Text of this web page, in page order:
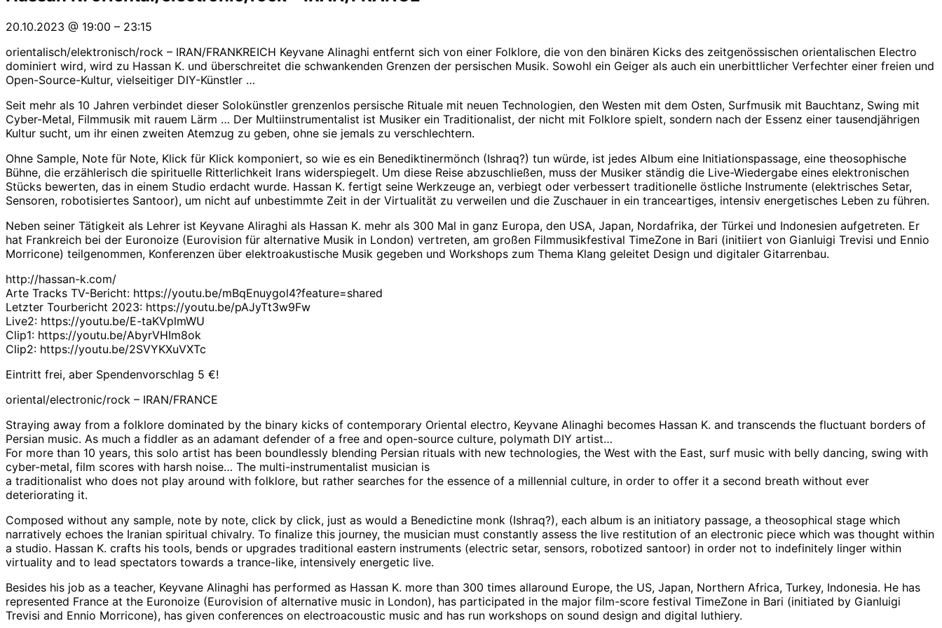
20.10.2023 @ 19:00 – 23:15
orientalisch/elektronisch/rock – IRAN/FRANKREICH Keyvane Alinaghi entfernt sich von einer Folklore, die von den binären Kicks des zeitgenössischen orientalischen Electro
dominiert wird, wird zu Hassan K. und überschreitet die schwankenden Grenzen der persischen Musik. Sowohl ein Geiger als auch ein unerbittlicher Verfechter einer freien und
Open-Source-Kultur, vielseitiger DIY-Künstler …
Seit mehr als 10 Jahren verbindet dieser Solokünstler grenzenlos persische Rituale mit neuen Technologien, den Westen mit dem Osten, Surfmusik mit Bauchtanz, Swing mit
Cyber-Metal, Filmmusik mit rauem Lärm … Der Multiinstrumentalist ist Musiker ein Traditionalist, der nicht mit Folklore spielt, sondern nach der Essenz einer tausendjährigen
Kultur sucht, um ihr einen zweiten Atemzug zu geben, ohne sie jemals zu verschlechtern.
Ohne Sample, Note für Note, Klick für Klick komponiert, so wie es ein Benediktinermönch (Ishraq?) tun würde, ist jedes Album eine Initiationspassage, eine theosophische
Bühne, die erzählerisch die spirituelle Ritterlichkeit Irans widerspiegelt. Um diese Reise abzuschließen, muss der Musiker ständig die Live-Wiedergabe eines elektronischen
Stücks bewerten, das in einem Studio erdacht wurde. Hassan K. fertigt seine Werkzeuge an, verbiegt oder verbessert traditionelle östliche Instrumente (elektrisches Setar,
Sensoren, robotisiertes Santoor), um nicht auf unbestimmte Zeit in der Virtualität zu verweilen und die Zuschauer in ein tranceartiges, intensiv energetisches Leben zu führen.
Neben seiner Tätigkeit als Lehrer ist Keyvane Aliraghi als Hassan K. mehr als 300 Mal in ganz Europa, den USA, Japan, Nordafrika, der Türkei und Indonesien aufgetreten. Er
hat Frankreich bei der Euronoize (Eurovision für alternative Musik in London) vertreten, am großen Filmmusikfestival TimeZone in Bari (initiiert von Gianluigi Trevisi und Ennio
Morricone) teilgenommen, Konferenzen über elektroakustische Musik gegeben und Workshops zum Thema Klang geleitet Design und digitaler Gitarrenbau.
http://hassan-k.com/
Arte Tracks TV-Bericht: https://youtu.be/mBqEnuygol4?feature=shared
Letzter Tourbericht 2023: https://youtu.be/pAJyTt3w9Fw
Live2: https://youtu.be/E-taKVplmWU
Clip1: https://youtu.be/AbyrVHIm8ok
Clip2: https://youtu.be/2SVYKXuVXTc
Eintritt frei, aber Spendenvorschlag 5 €!
oriental/electronic/rock – IRAN/FRANCE
Straying away from a folklore dominated by the binary kicks of contemporary Oriental electro, Keyvane Alinaghi becomes Hassan K. and transcends the fluctuant borders of
Persian music. As much a fiddler as an adamant defender of a free and open-source culture, polymath DIY artist…
For more than 10 years, this solo artist has been boundlessly blending Persian rituals with new technologies, the West with the East, surf music with belly dancing, swing with
cyber-metal, film scores with harsh noise… The multi-instrumentalist musician is
a traditionalist who does not play around with folklore, but rather searches for the essence of a millennial culture, in order to offer it a second breath without ever
deteriorating it.
Composed without any sample, note by note, click by click, just as would a Benedictine monk (Ishraq?), each album is an initiatory passage, a theosophical stage which
narratively echoes the Iranian spiritual chivalry. To finalize this journey, the musician must constantly assess the live restitution of an electronic piece which was thought within
a studio. Hassan K. crafts his tools, bends or upgrades traditional eastern instruments (electric setar, sensors, robotized santoor) in order not to indefinitely linger within
virtuality and to lead spectators towards a trance-like, intensively energetic live.
Besides his job as a teacher, Keyvane Alinaghi has performed as Hassan K. more than 300 times allaround Europe, the US, Japan, Northern Africa, Turkey, Indonesia. He has
represented France at the Euronoize (Eurovision of alternative music in London), has participated in the major film-score festival TimeZone in Bari (initiated by Gianluigi
Trevisi and Ennio Morricone), has given conferences on electroacoustic music and has run workshops on sound design and digital luthiery.